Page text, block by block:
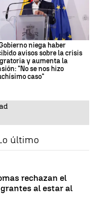
niega haber
avisos sobre la crisis
y aumenta la
"No se nos hizo
caso"
último
rechazan el
al estar al